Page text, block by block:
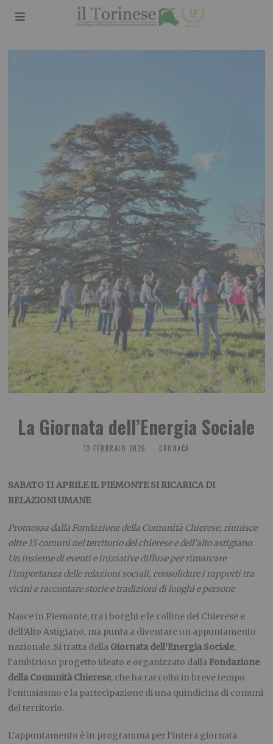
La Giornata dell’Energia Sociale
13 FEBBRAIO 2026 CRONACA
SABATO 11 APRILE IL PIEMONTE SI RICARICA DI
RELAZIONI UMANE
Promossa dalla Fondazione della Comunità Chierese, riunisce
oltre 15 comuni nel territorio del chierese e dell’alto astigiano.
Un insieme di eventi e iniziative diffuse per rimarcare
l’importanza delle relazioni sociali, consolidare i rapporti tra
vicini e raccontare storie e tradizioni di luoghi e persone
Nasce in Piemonte, tra i borghi e le colline del Chierese e
dell’Alto Astigiano, ma punta a diventare un appuntamento
nazionale. Si tratta della Giornata dell’Energia Sociale,
l’ambizioso progetto ideato e organizzato dalla Fondazione
della Comunità Chierese, che ha raccolto in breve tempo
l’entusiasmo e la partecipazione di una quindicina di comuni
del territorio.
L’appuntamento è in programma per l’intera giornata